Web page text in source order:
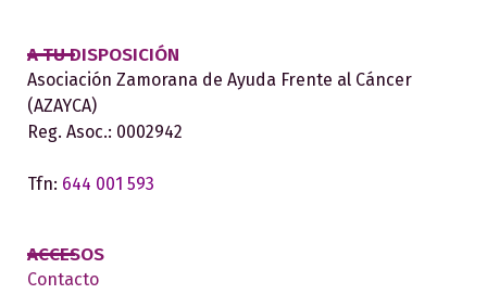
A TU DISPOSICIÓN
Asociación Zamorana de Ayuda Frente al Cáncer
(AZAYCA)
Reg. Asoc.: 0002942
Tfn: 644 001 593
ACCESOS
Contacto